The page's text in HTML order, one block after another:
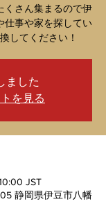
くさん集まるので伊
仕事や家を探してい
してください！
ました
を見る
JST
静岡県伊豆市八幡